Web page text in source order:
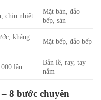
chịu nhiệt
Mặt bàn, đảo
bếp, sàn
kháng
Mặt bếp, đảo bếp
lần
Bản lề, ray, tay
nắm
8 bước chuyên